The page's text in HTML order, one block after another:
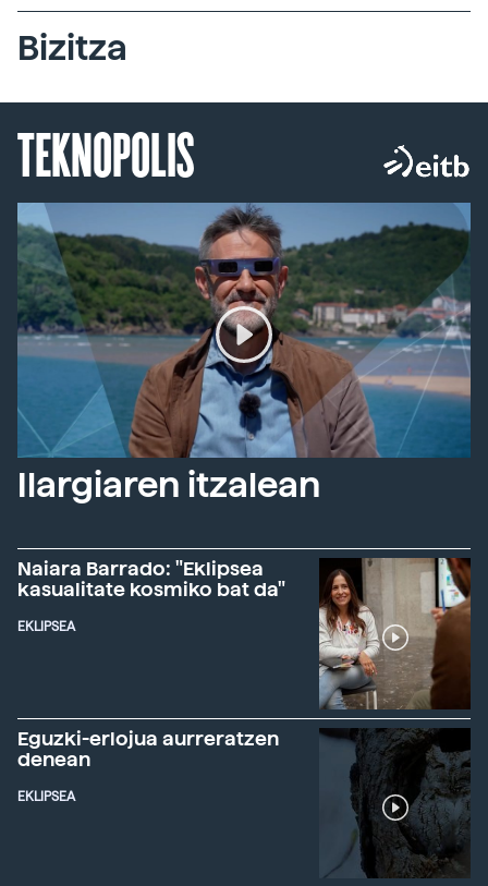
Bizitza
TEKNOPOLIS
Ilargiaren itzalean
Naiara Barrado: "Eklipsea
kasualitate kosmiko bat da"
EKLIPSEA
Eguzki-erlojua aurreratzen
denean
EKLIPSEA